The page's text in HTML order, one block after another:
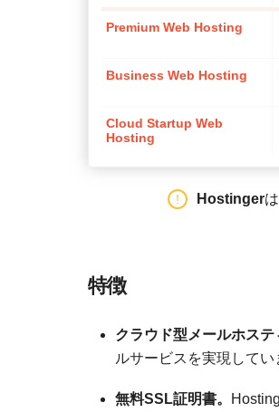
Premium Web Hosting
Business Web Hosting
Cloud Startup Web
Hosting
Hostingerは
特徴
クラウド型メールホステ
ルサービスを実現して
無料SSL証明書。